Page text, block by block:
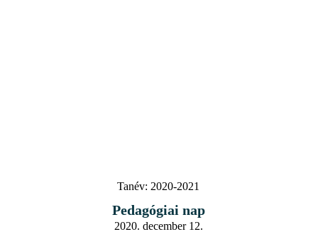
Tanév: 2020-2021
Pedagógiai nap
2020. december 12.